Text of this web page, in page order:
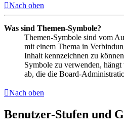
Nach oben
Was sind Themen-Symbole?
Themen-Symbole sind vom
mit einem Thema in
Inhalt kennzeichnen zu
Symbole zu verwenden,
ab, die die Board-
Nach oben
Benutzer-Stufen und